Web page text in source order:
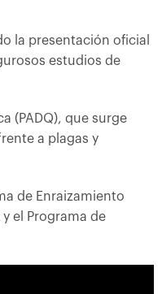
la presentación oficial
estudios de
(PADQ), que surge
a plagas y
de Enraizamiento
el Programa de